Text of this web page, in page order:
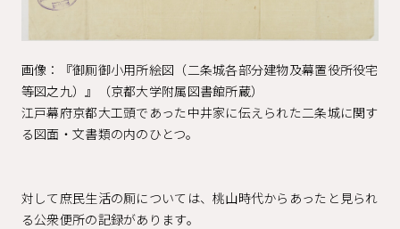
画像：『御厠御小用所絵図（二条城各部分建物及幕置役所役宅
等図之九）』（京都大学附属図書館所蔵）
江戸幕府京都大工頭であった中井家に伝えられた二条城に関す
る図面・文書類の内のひとつ。
対して庶民生活の厠については、桃山時代からあったと見られ
る公衆便所の記録があります。